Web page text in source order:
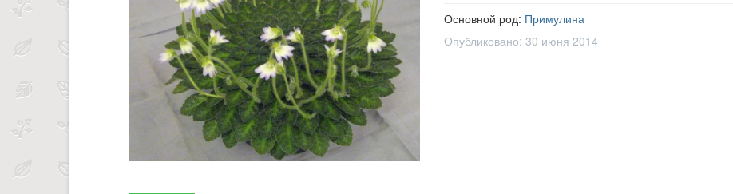
Основной род: Примулина
Опубликовано: 30 июня 2014